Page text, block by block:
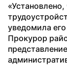
уведомила
Прокурор